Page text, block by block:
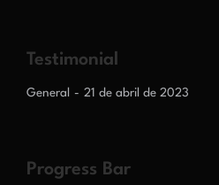
Testimonial
General 21 de abril de 2023
Progress Bar